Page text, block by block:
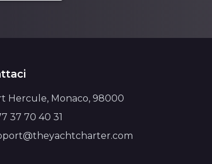
Hercule, Monaco, 98000
37 70 40 31